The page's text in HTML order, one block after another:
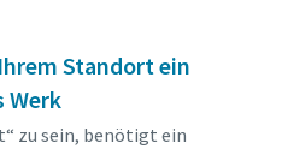
Standort ein
Werk
zu sein, benötigt ein